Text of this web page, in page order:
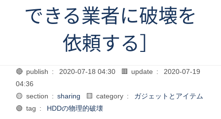
できる業者に破壊を
依頼する］
🔴 publish : 2020-07-18 04:30 🟥 update :
2020-07-19
04:36
🟡 section : sharing 🟨 category :
ガジェットとアイテム
🟢 tag :
HDDの物理的破壊